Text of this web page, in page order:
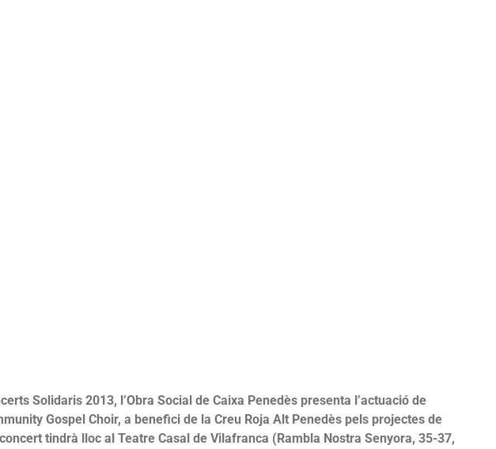
Solidaris 2013, l’Obra Social de Caixa Penedès presenta l’actuació de
Gospel Choir, a benefici de la Creu Roja Alt Penedès pels projectes de
tindrà lloc al Teatre Casal de Vilafranca (Rambla Nostra Senyora, 35-37,